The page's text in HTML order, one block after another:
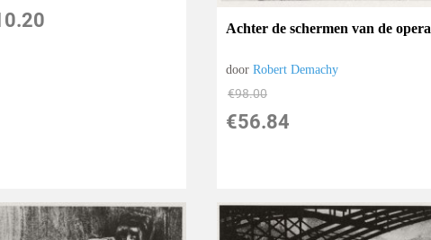
Achter de schermen van de opera
doorRobert Demachy
€98.00
€56.84